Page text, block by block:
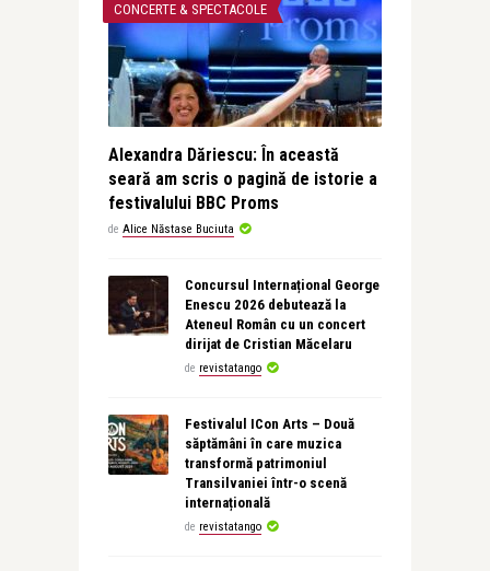
CONCERTE & SPECTACOLE
Alexandra Dăriescu: În această
seară am scris o pagină de istorie a
festivalului BBC Proms
de Alice Năstase Buciuta
Concursul Internațional George
Enescu 2026 debutează la
Ateneul Român cu un concert
dirijat de Cristian Măcelaru
de revistatango
Festivalul ICon Arts – Două
săptămâni în care muzica
transformă patrimoniul
Transilvaniei într-o scenă
internațională
de revistatango